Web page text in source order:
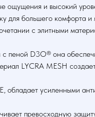
ощущения и высокий
для большего комфорта и
с элитными
пеной D3O® она
LYCRA MESH
обладает усиленными
превосходную